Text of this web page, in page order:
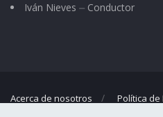
Iván Nieves ⏤ Conductor
Acerca de nosotros Política de